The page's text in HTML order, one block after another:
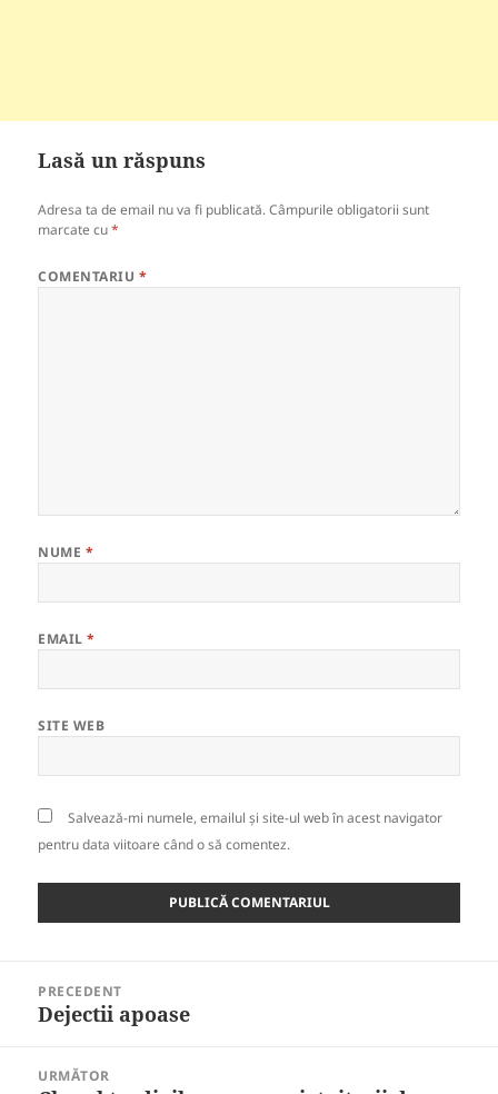
Lasă un răspuns
Adresa ta de email nu va fi publicată. Câmpurile obligatorii sunt
marcate cu*
COMENTARIU *
NUME *
EMAIL*
SITE WEB
Salvează-mi numele, emailul și site-ul web în acest navigator
pentru data viitoare când o să comentez.
articole
PRECEDENT
Articolul
Dejectii apoase
URMĂTOR